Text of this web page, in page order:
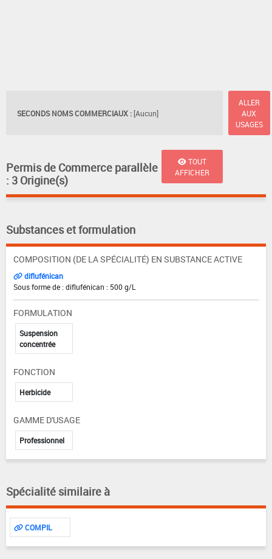
SECONDS NOMS COMMERCIAUX : [Aucun]
ALLER
AUX
USAGES
Permis de Commerce parallèle
: 3 Origine(s)
TOUT
AFFICHER
Substances et formulation
COMPOSITION (DE LA SPÉCIALITÉ) EN SUBSTANCE ACTIVE
diflufénican
Sous forme de : diflufénican : 500 g/L
FORMULATION
Suspension
concentrée
FONCTION
Herbicide
GAMME D'USAGE
Professionnel
Spécialité similaire à
COMPIL